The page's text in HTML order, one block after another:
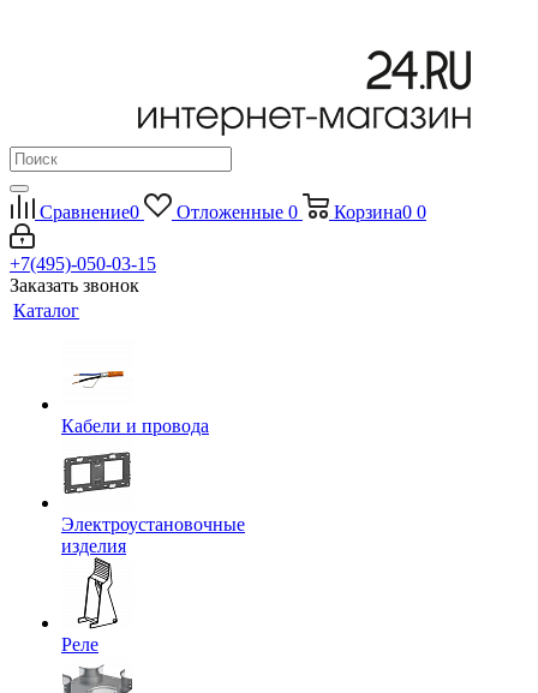
Сравнение0 Отложенные 0 Корзина0 0
+7(495)-050-03-15
Заказать звонок
Каталог
Кабели и провода
Электроустановочные
изделия
Реле